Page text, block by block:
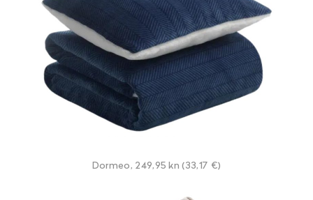
Dormeo, 249,95 kn (33,17 €)